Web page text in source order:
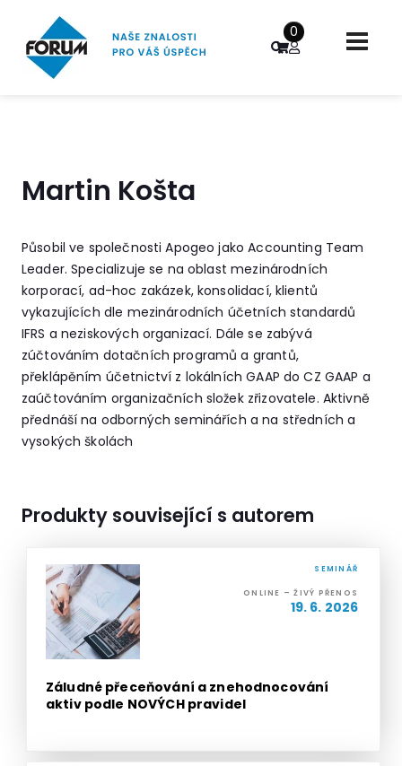
0
Martin Košta
Působil ve společnosti Apogeo jako Accounting Team
Leader. Specializuje se na oblast mezinárodních
korporací, ad-hoc zakázek, konsolidací, klientů
vykazujících dle mezinárodních účetních standardů
IFRS a neziskových organizací. Dále se zabývá
zúčtováním dotačních programů a grantů,
překlápěním účetnictví z lokálních GAAP do CZ GAAP a
zaúčtováním organizačních složek zřizovatele. Aktivně
přednáší na odborných seminářích a na středních a
vysokých školách
Produkty související s autorem
SEMINÁŘ
ONLINE – ŽIVÝ PŘENOS
19. 6. 2026
Záludné přeceňování a znehodnocování
aktiv podle NOVÝCH pravidel